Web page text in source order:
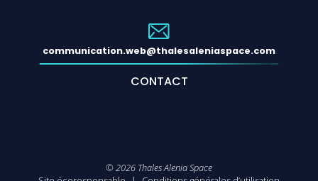
communication.web@thalesaleniaspace.com
CONTACT
© 2026 Thales Alenia Space